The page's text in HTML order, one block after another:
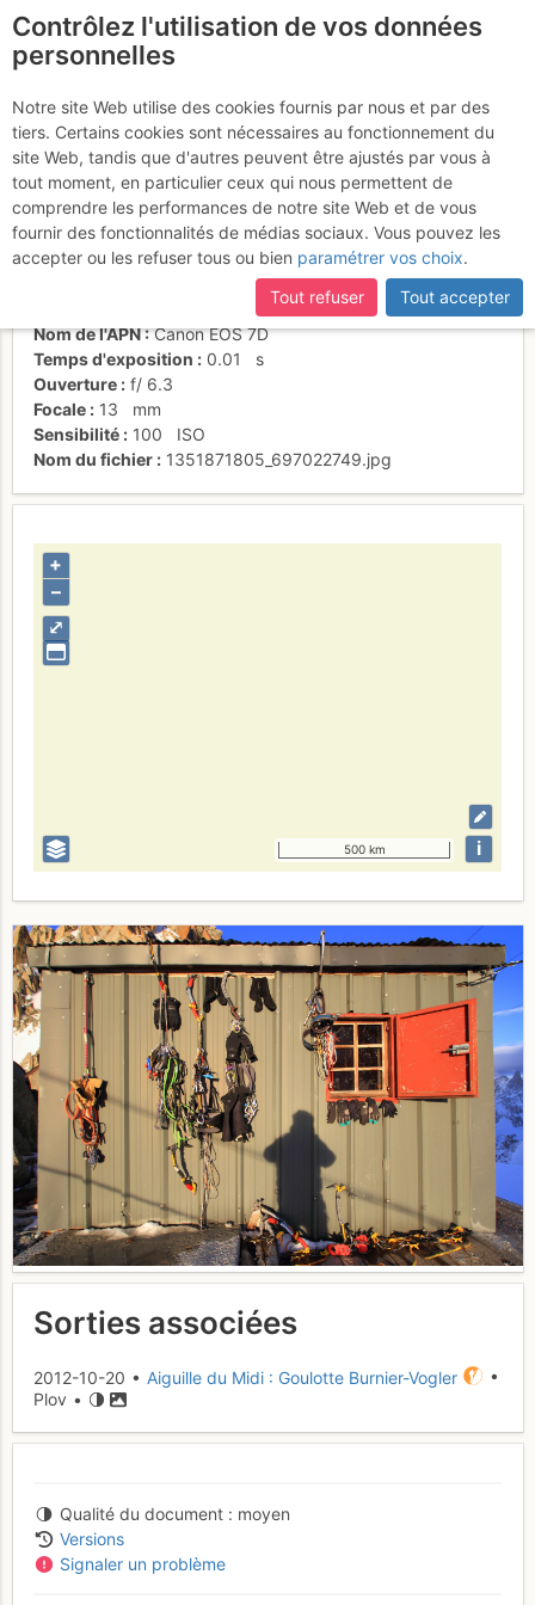
Abri Simond
Activités
Date/heure
20 oct. 2012 18:08
Contributeur
Plov
individuel (CC by-nc-nd)
Nom de l'APN
Canon EOS 7D
Temps d'exposition
0.01
s
Ouverture
f/ 6.3
Focale
13
mm
Sensibilité
100
ISO
Nom du fichier
1351871805_697022749.jpg
⤢
+
–
500 km i
Sorties associées
2012-10-20 • Aiguille du Midi : Goulotte Burnier-Vogler
•
Plov •
Qualité du document
moyen
Versions
Signaler un problème
Contrôlez l'utilisation de vos données
personnelles
Notre site Web utilise des cookies fournis par nous et par des
tiers. Certains cookies sont nécessaires au fonctionnement du
site Web, tandis que d'autres peuvent être ajustés par vous à
tout moment, en particulier ceux qui nous permettent de
comprendre les performances de notre site Web et de vous
fournir des fonctionnalités de médias sociaux. Vous pouvez les
accepter ou les refuser tous ou bien paramétrer vos choix.
Tout refuser
Tout accepter